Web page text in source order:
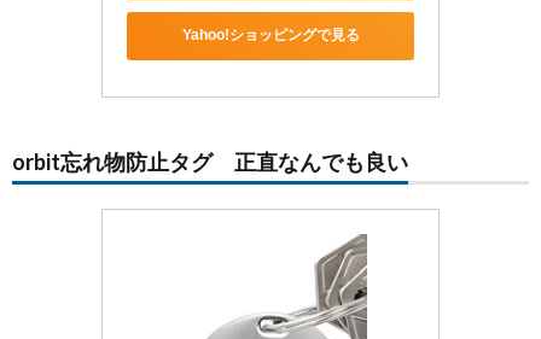
Yahoo!ショッピングで見る
orbit忘れ物防止タグ 正直なんでも良い